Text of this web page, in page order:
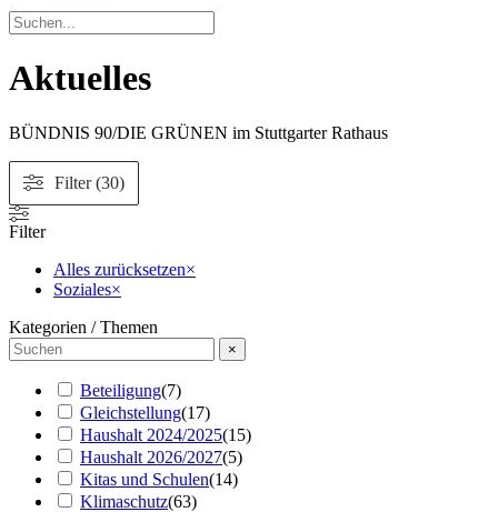
Aktuelles
BÜNDNIS 90/DIE GRÜNEN im Stuttgarter Rathaus
Filter (30)
Filter
Alles zurücksetzen×
Soziales×
Kategorien / Themen
×
Beteiligung(7)
Gleichstellung(17)
Haushalt 2024/2025(15)
Haushalt 2026/2027(5)
Kitas und Schulen(14)
Klimaschutz(63)